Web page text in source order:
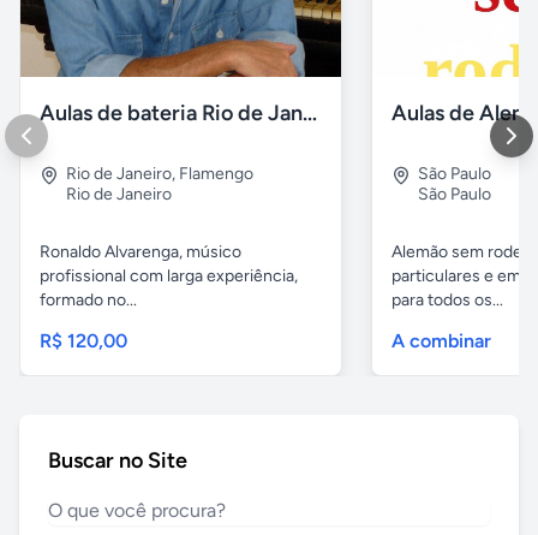
Aulas de bateria Rio de Janeiro
Rio de Janeiro, Flamengo
Rio de Janeiro
Ronaldo Alvarenga, músico
profissional com larga experiência,
formado no...
R$ 120,00
São Paulo
São Paulo
Alemão sem
particulares e em
para todos os...
A combinar
Buscar no Site